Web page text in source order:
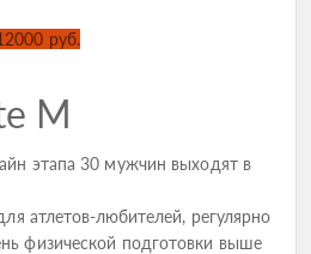
руб.
M
этапа 30 мужчин выходят в
атлетов-любителей, регулярно
физической подготовки выше